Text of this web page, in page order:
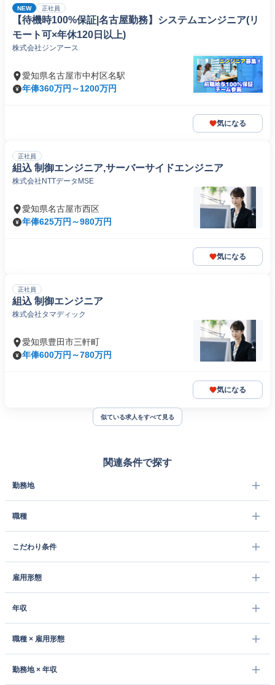
NEW 正社員
【待機時100%保証|名古屋勤務】システムエンジニア(リ
モート可×年休120日以上)
株式会社ジンアース
愛知県名古屋市中村区名駅
年俸360万円～1200万円
気になる
正社員
組込 制御エンジニア,サーバーサイドエンジニア
株式会社NTTデータMSE
愛知県名古屋市西区
年俸625万円～980万円
気になる
正社員
組込 制御エンジニア
株式会社タマディック
愛知県豊田市三軒町
年俸600万円～780万円
気になる
似ている求人をすべて見る
関連条件で探す
勤務地
職種
こだわり条件
雇用形態
年収
職種 × 雇用形態
勤務地 × 年収